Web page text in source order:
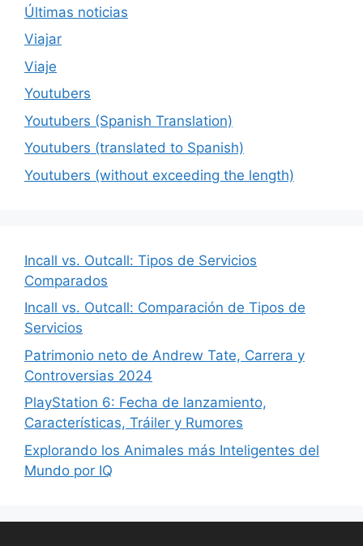
Últimas noticias
Viajar
Viaje
Youtubers
Youtubers (Spanish Translation)
Youtubers (translated to Spanish)
Youtubers (without exceeding the length)
Incall vs. Outcall: Tipos de Servicios
Comparados
Incall vs. Outcall: Comparación de Tipos de
Servicios
Patrimonio neto de Andrew Tate, Carrera y
Controversias 2024
PlayStation 6: Fecha de lanzamiento,
Características, Tráiler y Rumores
Explorando los Animales más Inteligentes del
Mundo por IQ